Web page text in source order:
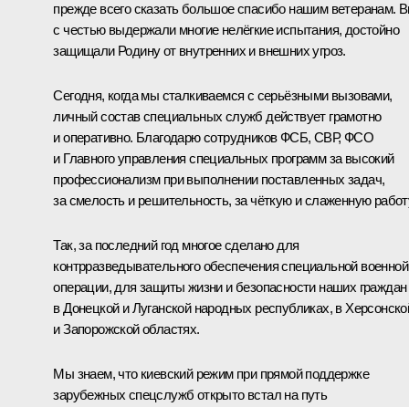
прежде всего сказать большое спасибо нашим ветеранам.
с честью выдержали многие нелёгкие испытания, достойно
защищали Родину от внутренних и внешних угроз.
Сегодня, когда мы сталкиваемся с серьёзными вызовами,
личный состав специальных служб действует грамотно
и оперативно. Благодарю сотрудников ФСБ, СВР, ФСО
и Главного управления специальных программ за высокий
профессионализм при выполнении поставленных задач,
за смелость и решительность, за чёткую и слаженную
Так, за последний год многое сделано для
контрразведывательного обеспечения специальной военной
операции, для защиты жизни и безопасности наших граждан
в Донецкой и Луганской народных республиках, в
и Запорожской областях.
Мы знаем, что киевский режим при прямой поддержке
зарубежных спецслужб открыто встал на путь